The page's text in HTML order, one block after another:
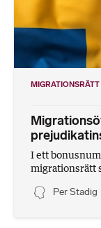
MIGRATIONSRÄTT
I ett
migrationsrätt
Per Stadig